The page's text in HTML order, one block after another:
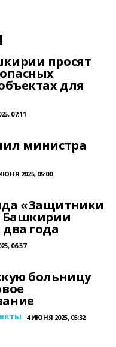
просят
для
07:11
министра
2025, 05:00
«Защитники
Башкирии
года
06:57
больницу
4 ИЮНЯ 2025, 05:32